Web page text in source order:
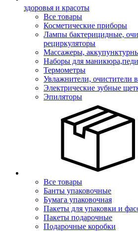
здоровья и красоты
Все товары
Косметические приборы
Лампы бактерицидные,
рециркуляторы
Массажеры,
Наборы для
Термометры
Увлажнители, очистители
Электрические зубные
Эпиляторы
Все товары
Банты упаковочные
Бумага упаковочная
Пакеты для упаковки и
Пакеты подарочные
Подарочные коробки